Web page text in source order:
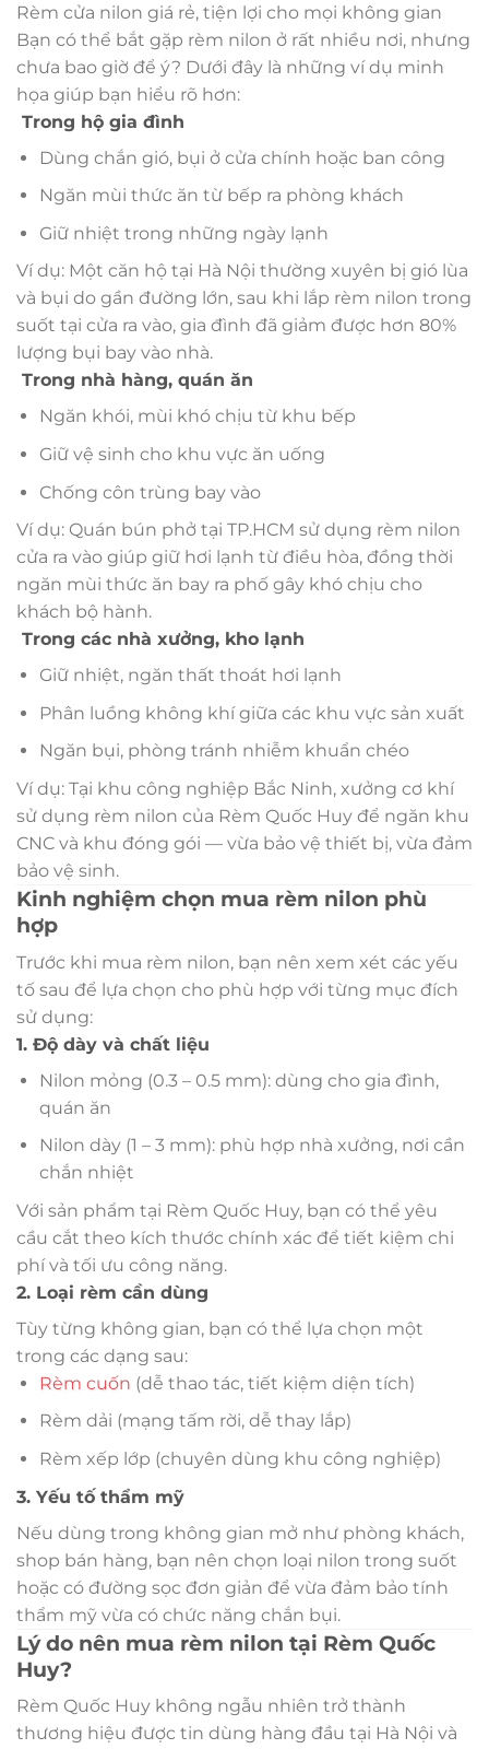
Rèm cửa nilon giá rẻ, tiện lợi cho mọi không gian
Bạn có thể bắt gặp rèm nilon ở rất nhiều nơi, nhưng
chưa bao giờ để ý? Dưới đây là những ví dụ minh
họa giúp bạn hiểu rõ hơn:
Trong hộ gia đình
Dùng chắn gió, bụi ở cửa chính hoặc ban công
Ngăn mùi thức ăn từ bếp ra phòng khách
Giữ nhiệt trong những ngày lạnh
Ví dụ: Một căn hộ tại Hà Nội thường xuyên bị gió lùa
và bụi do gần đường lớn, sau khi lắp rèm nilon trong
suốt tại cửa ra vào, gia đình đã giảm được hơn 80%
lượng bụi bay vào nhà.
Trong nhà hàng, quán ăn
Ngăn khói, mùi khó chịu từ khu bếp
Giữ vệ sinh cho khu vực ăn uống
Chống côn trùng bay vào
Ví dụ: Quán bún phở tại TP.HCM sử dụng rèm nilon
cửa ra vào giúp giữ hơi lạnh từ điều hòa, đồng thời
ngăn mùi thức ăn bay ra phố gây khó chịu cho
khách bộ hành.
Trong các nhà xưởng, kho lạnh
Giữ nhiệt, ngăn thất thoát hơi lạnh
Phân luồng không khí giữa các khu vực sản xuất
Ngăn bụi, phòng tránh nhiễm khuẩn chéo
Ví dụ: Tại khu công nghiệp Bắc Ninh, xưởng cơ khí
sử dụng rèm nilon của Rèm Quốc Huy để ngăn khu
CNC và khu đóng gói — vừa bảo vệ thiết bị, vừa đảm
bảo vệ sinh.
Kinh nghiệm chọn mua rèm nilon phù
hợp
Trước khi mua rèm nilon, bạn nên xem xét các yếu
tố sau để lựa chọn cho phù hợp với từng mục đích
sử dụng:
1. Độ dày và chất liệu
Nilon mỏng (0.3 – 0.5 mm): dùng cho gia đình,
quán ăn
Nilon dày (1 – 3 mm): phù hợp nhà xưởng, nơi cần
chắn nhiệt
Với sản phẩm tại Rèm Quốc Huy, bạn có thể yêu
cầu cắt theo kích thước chính xác để tiết kiệm chi
phí và tối ưu công năng.
2. Loại rèm cần dùng
Tùy từng không gian, bạn có thể lựa chọn một
trong các dạng sau:
Rèm cuốn (dễ thao tác, tiết kiệm diện tích)
Rèm dải (mạng tấm rời, dễ thay lắp)
Rèm xếp lớp (chuyên dùng khu công nghiệp)
3. Yếu tố thẩm mỹ
Nếu dùng trong không gian mở như phòng khách,
shop bán hàng, bạn nên chọn loại nilon trong suốt
hoặc có đường sọc đơn giản để vừa đảm bảo tính
thẩm mỹ vừa có chức năng chắn bụi.
Lý do nên mua rèm nilon tại Rèm Quốc
Huy?
Rèm Quốc Huy không ngẫu nhiên trở thành
thương hiệu được tin dùng hàng đầu tại Hà Nội và